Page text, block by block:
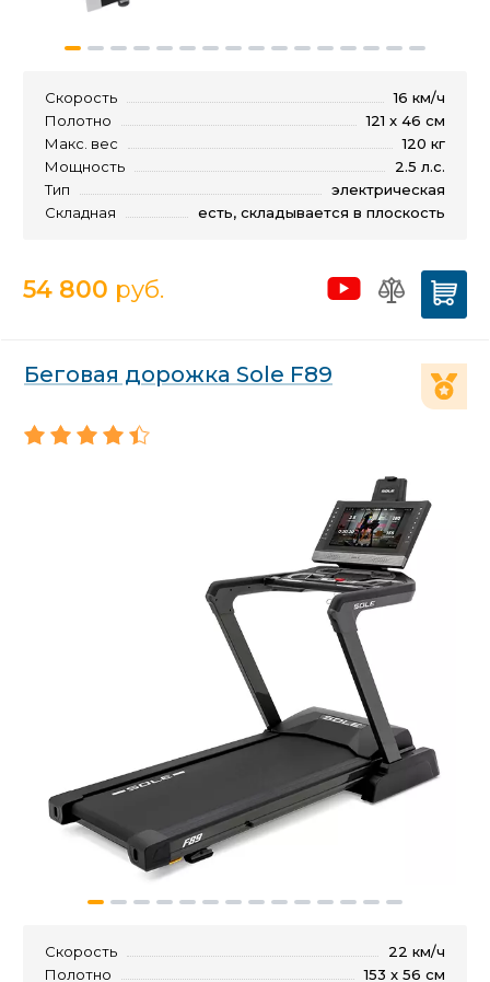
Скорость
16 км/ч
Полотно
121 x 46 см
Макс. вес
120 кг
Мощность
2.5 л.с.
Тип
электрическая
Складная
есть, складывается в плоскость
54 800 руб.
Беговая дорожка Sole F89
Скорость
22 км/ч
Полотно
153 x 56 см